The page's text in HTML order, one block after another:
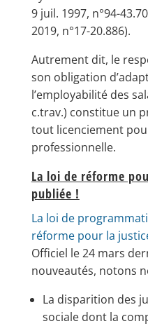
9 juil. 1997, n°94-
2019, n°17-20.886).
Autrement dit, le
son obligation
l’employabilité des
c.trav.) constitue un
tout licenciement
professionnelle.
La loi de réforme
publiée !
La loi de
réforme pour la
Officiel le 24 mars
nouveautés, notons
La disparition des
sociale dont la